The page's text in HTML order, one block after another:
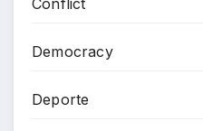
Conflict
Democracy
Deporte